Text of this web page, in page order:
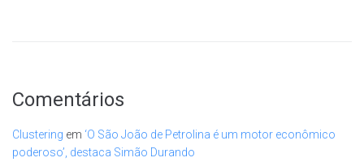
Comentários
Clustering em ‘O São João de Petrolina é um motor econômico
poderoso’, destaca Simão Durando